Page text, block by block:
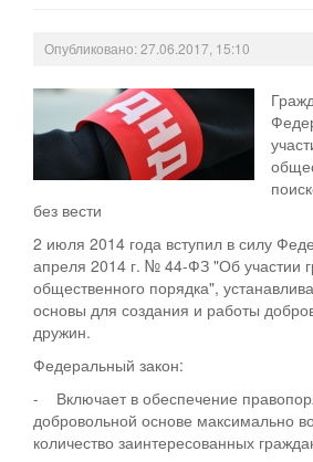
Опубликовано: 27.06.2017, 15:10
без вести
2 июля 2014 года вступил в силу
апреля 2014 г. № 44-ФЗ "Об участии
общественного порядка",
основы для создания и работы
дружин.
Федеральный закон:
- Включает в обеспечение
добровольной основе максимально
количество заинтересованных